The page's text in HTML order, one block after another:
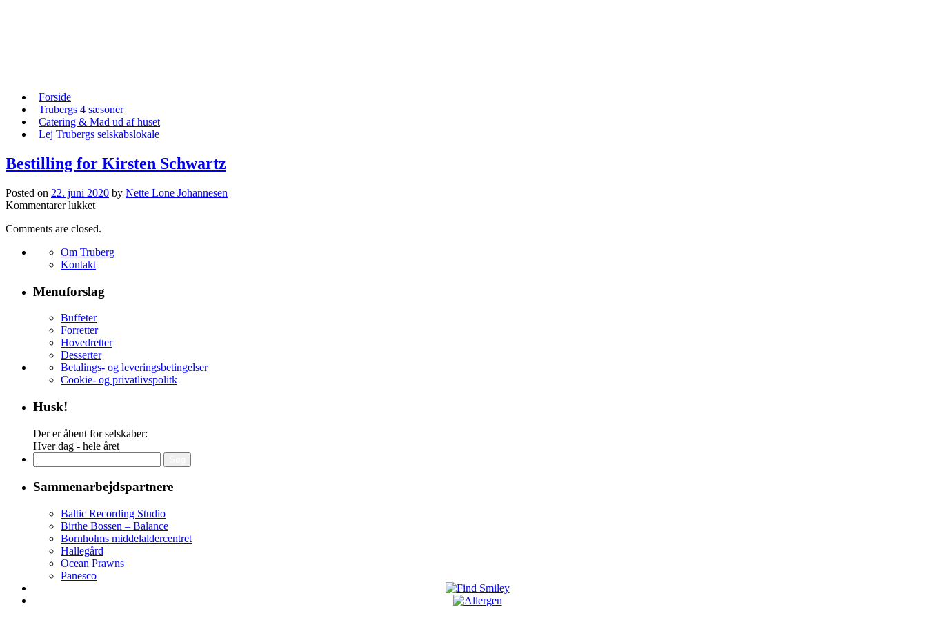
Skip
content
Forside
Trubergs 4 sæsoner
Catering & Mad ud af huset
Lej Trubergs selskabslokale
Bestilling for Kirsten Schwartz
Posted on 22. juni 2020 by Nette Lone Johannesen
Kommentarer lukkettil
for
Schwartz
Comments are closed.
Om Truberg
Kontakt
Menuforslag
Buffeter
Forretter
Hovedretter
Desserter
Betalings- og leveringsbetingelser
Cookie- og privatlivspolitk
Husk!
Der er åbent for selskaber:
Hver dag - hele året
efter:
Sammenarbejdspartnere
Baltic Recording Studio
Birthe Bossen – Balance
Bornholms middelaldercentret
Hallegård
Ocean Prawns
Panesco